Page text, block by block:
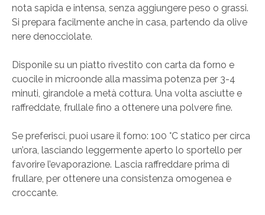
nota sapida e intensa, senza aggiungere peso o grassi.
Si prepara facilmente anche in casa, partendo da olive
nere denocciolate.
Disponile su un piatto rivestito con carta da forno e
cuocile in microonde alla massima potenza per 3-4
minuti, girandole a metà cottura. Una volta asciutte e
raffreddate, frullale fino a ottenere una polvere fine.
Se preferisci, puoi usare il forno: 100 °C statico per circa
un’ora, lasciando leggermente aperto lo sportello per
favorire l’evaporazione. Lascia raffreddare prima di
frullare, per ottenere una consistenza omogenea e
croccante.